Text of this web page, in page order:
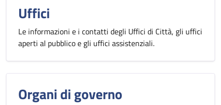
Uffici
Le informazioni e i contatti degli Uffici di Città, gli uffici
aperti al pubblico e gli uffici assistenziali.
Organi di governo